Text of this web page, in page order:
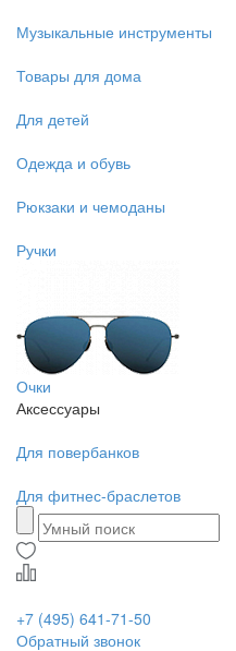
Музыкальные инструменты
Товары для дома
Для детей
Одежда и обувь
Рюкзаки и чемоданы
Ручки
Очки
Аксессуары
Для повербанков
Для фитнес-браслетов
+7 (495) 641-71-50
Обратный звонок